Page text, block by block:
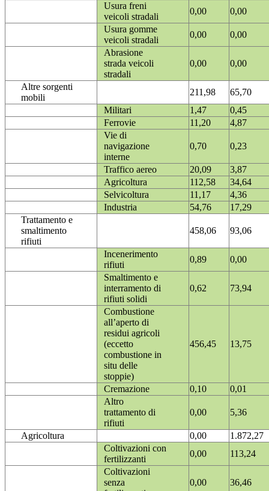
Usura freni
veicoli stradali
0,00
0,00
Usura gomme
veicoli stradali
0,00
0,00
Abrasione
strada veicoli
stradali
0,00 0,00
Altre sorgenti
mobili
211,98
65,70
Militari
1,47
0,45
Ferrovie
11,20
4,87
Vie di
navigazione
interne
0,70 0,23
Traffico aereo 20,09
3,87
Agricoltura
112,58
34,64
Selvicoltura
11,17
4,36
Industria
54,76
17,29
Trattamento e
smaltimento
rifiuti
458,06 93,06
Incenerimento
rifiuti
0,89
0,00
Smaltimento e
interramento di
rifiuti solidi
0,62 73,94
Combustione
all’aperto di
residui agricoli
(eccetto
combustione in
situ delle
stoppie)
456,45 13,75
Cremazione 0,10
0,01
Altro
trattamento di
rifiuti
0,00 5,36
Agricoltura 0,00
1.872,27
Coltivazioni con
fertilizzanti
0,00
113,24
Coltivazioni
senza
0,00 36,46